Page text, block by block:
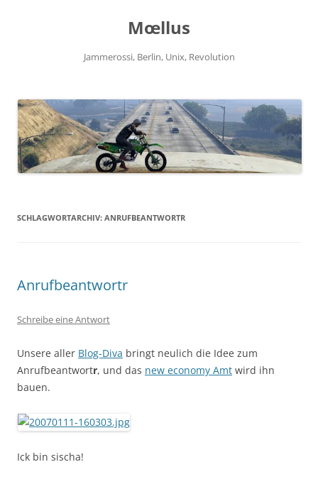
Mœllus
Jammerossi, Berlin, Unix, Revolution
SCHLAGWORTARCHIV: ANRUFBEANTWORTR
Anrufbeantwortr
Schreibe eine Antwort
Unsere aller Blog-Diva bringt neulich die Idee zum
Anrufbeantwortr, und das new economy Amt wird ihn
bauen.
Ick bin sischa!